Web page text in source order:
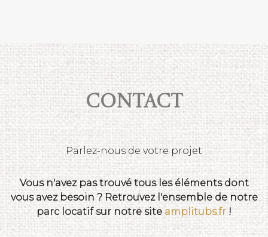
Contact
Parlez-nous de votre projet
Vous n'avez pas trouvé tous les éléments dont
vous avez besoin ? Retrouvez l'ensemble de notre
parc locatif sur notre site amplitubs.fr !